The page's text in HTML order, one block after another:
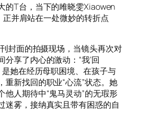
的T台，当下的雎晓雯Xiaowen
并肩站在一处微妙的转折点
封面的拍摄现场，当镜头再次对
分享了内心的激动：“我‘回
是她在经历母职困境、在孩子与
重新找回的职业“心流”状态。她
他人期待中“鬼马灵动”的无瑕形
迷雾，接纳真实且带有困惑的自